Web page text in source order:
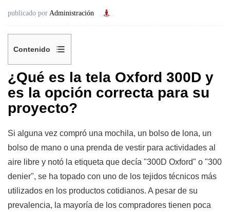
publicado por Administración
Contenido
1
¿Qué
significa
realmente
Oxford"?
2
Especificaciones
físicas
clave
de
¿Qué es la tela Oxford 300D y
es la opción correcta para su
proyecto?
Si alguna vez compró una mochila, un bolso de lona, ​​un
bolso de mano o una prenda de vestir para actividades al
aire libre y notó la etiqueta que decía "300D Oxford" o "300
denier", se ha topado con uno de los tejidos técnicos más
utilizados en los productos cotidianos. A pesar de su
prevalencia, la mayoría de los compradores tienen poca